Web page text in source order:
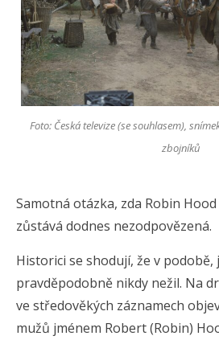
Foto: Česká televize (se souhlasem),
zbojníků
Samotná otázka, zda Robin
zůstává dodnes nezodpovězená.
Historici se shodují, že v podobě,
pravděpodobně nikdy nežil. Na
ve středověkých záznamech
mužů jménem Robert (Robin)